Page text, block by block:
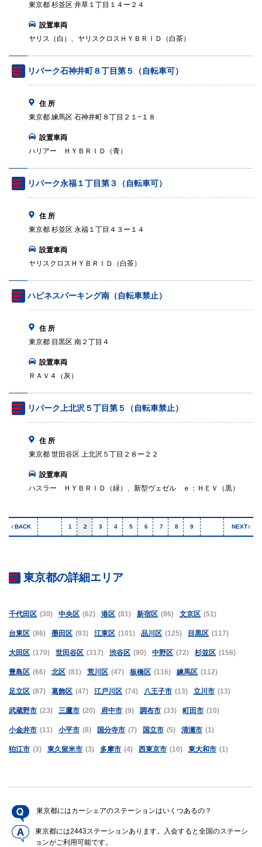
東京都 杉並区 井草１丁目１４ー２４
設置車両
ヤリス（白）、ヤリスクロスＨＹＢＲＩＤ（白茶）
リパーク石神井町８丁目第５（自転車可）
住 所
東京都 練馬区 石神井町８丁目２１−１８
設置車両
ハリアー ＨＹＢＲＩＤ（青）
リパーク永福１丁目第３（自転車可）
住 所
東京都 杉並区 永福１丁目４３ー１４
設置車両
ヤリスクロスＨＹＢＲＩＤ（白茶）
ハピネスパーキング南（自転車禁止）
住 所
東京都 目黒区 南２丁目４
設置車両
ＲＡＶ４（灰）
リパーク上北沢５丁目第５（自転車禁止）
住 所
東京都 世田谷区 上北沢５丁目２８ー２２
設置車両
ハスラー ＨＹＢＲＩＤ（緑）、新型ヴェゼル ｅ：ＨＥＶ（黒）
BACK 1 2 3 4 5 6 7 8 9 NEXT
東京都の詳細エリア
千代田区 (30) 中央区 (62) 港区 (81) 新宿区 (86) 文京区 (51)
台東区 (86) 墨田区 (93) 江東区 (101) 品川区 (125) 目黒区 (117)
大田区 (170) 世田谷区 (317) 渋谷区 (90) 中野区 (72) 杉並区 (158)
豊島区 (66) 北区 (81) 荒川区 (47) 板橋区 (116) 練馬区 (112)
足立区 (87) 葛飾区 (47) 江戸川区 (74) 八王子市 (13) 立川市 (13)
武蔵野市 (23) 三鷹市 (20) 府中市 (9) 調布市 (33) 町田市 (10)
小金井市 (11) 小平市 (8) 国分寺市 (7) 国立市 (5) 清瀬市 (1)
狛江市 (3) 東久留米市 (3) 多摩市 (4) 西東京市 (10) 東大和市 (1)
東京都にはカーシェアのステーションはいくつあるの？
東京都には2443ステーションあります。入会すると全国のステーシ
ョンがご利用可能です。